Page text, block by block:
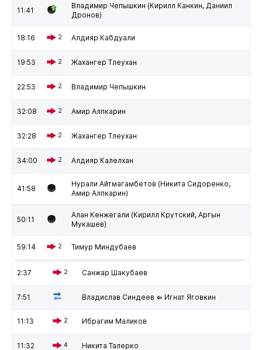
11:41
Владимир Чепышкин (Кирилл Канкин, Даниил
Дронов)
18:16 2 Алдияр Кабдуали
19:53 2 Жахангер Тлеухан
22:53 2 Владимир Чепышкин
32:08 2 Амир Алпкарин
32:28 2 Жахангер Тлеухан
34:00 2 Алдияр Калелхан
41:58
Нурали Айтмагамбетов (Никита Сидоренко,
Амир Алпкарин)
50:11
Алан Кенжегали (Кирилл Крутский, Аргын
Мукашев)
59:14 2 Тимур Миндубаев
2:37 2 Санжар Шакубаев
7:51 Владислав Синдеев ⇐ Игнат Яговкин
11:13 2 Ибрагим Маликов
11:32 4 Никита Талерко